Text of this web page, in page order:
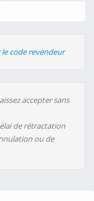
code revendeur
accepter sans
de rétractation
ou de